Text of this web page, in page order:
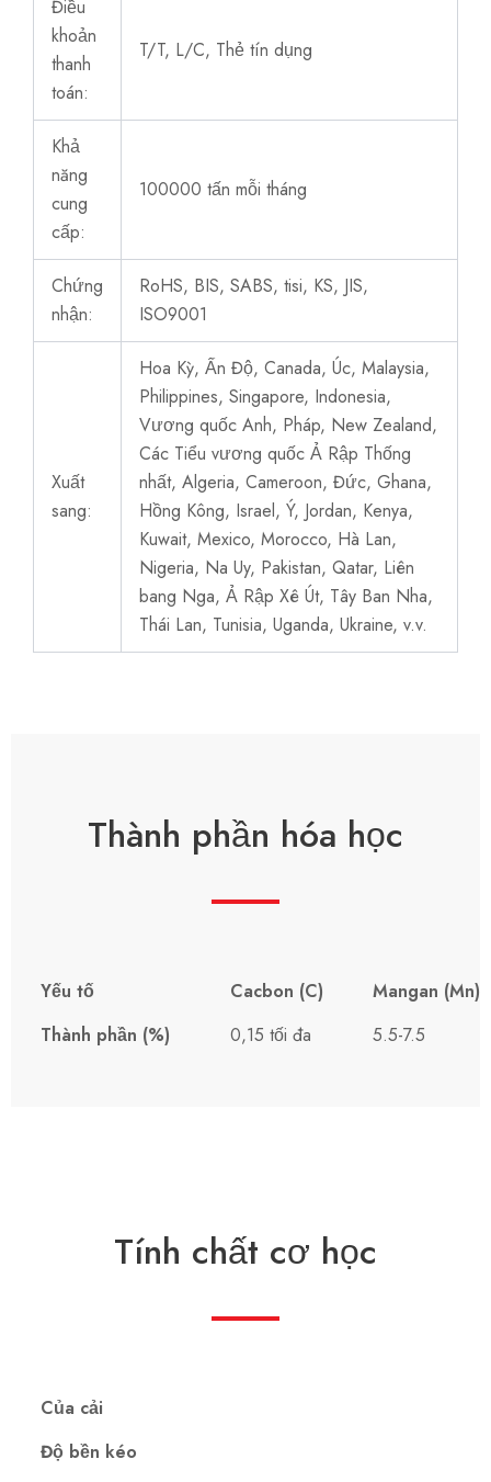
Điều
khoản
thanh
toán:
T/T, L/C, Thẻ tín dụng
Khả
năng
cung
cấp:
100000 tấn mỗi tháng
Chứng
nhận:
RoHS, BIS, SABS, tisi, KS, JIS,
ISO9001
Xuất
sang:
Hoa Kỳ, Ấn Độ, Canada, Úc, Malaysia,
Philippines, Singapore, Indonesia,
Vương quốc Anh, Pháp, New Zealand,
Các Tiểu vương quốc Ả Rập Thống
nhất, Algeria, Cameroon, Đức, Ghana,
Hồng Kông, Israel, Ý, Jordan, Kenya,
Kuwait, Mexico, Morocco, Hà Lan,
Nigeria, Na Uy, Pakistan, Qatar, Liên
bang Nga, Ả Rập Xê Út, Tây Ban Nha,
Thái Lan, Tunisia, Uganda, Ukraine, v.v.
Thành phần hóa học
Yếu tố Cacbon (C)
Mangan (Mn)
Thành phần (%)
0,15 tối đa 5.5-7.5
Tính chất cơ học
Của cải
Độ bền kéo